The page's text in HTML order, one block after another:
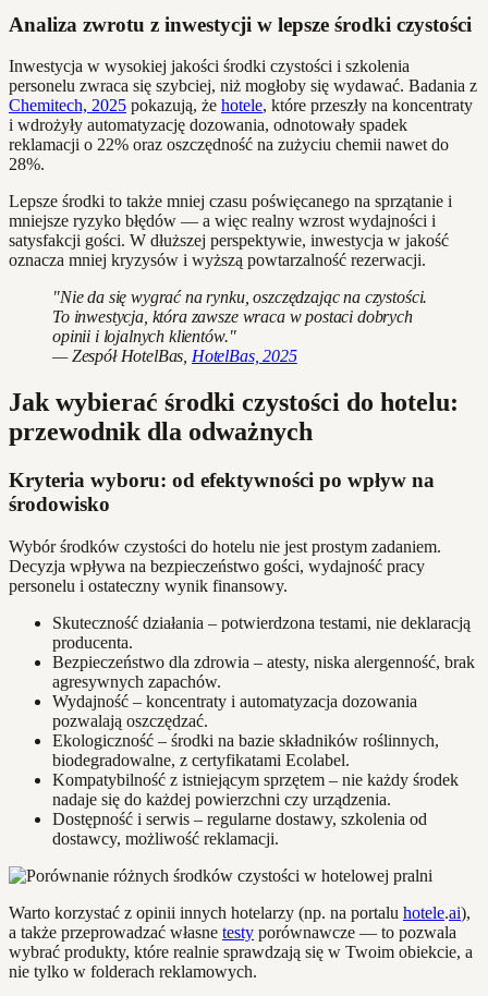
Analiza zwrotu z inwestycji w lepsze środki czystości
Inwestycja w wysokiej jakości środki czystości i szkolenia
personelu zwraca się szybciej, niż mogłoby się wydawać. Badania z
Chemitech, 2025 pokazują, że hotele, które przeszły na koncentraty
i wdrożyły automatyzację dozowania, odnotowały spadek
reklamacji o 22% oraz oszczędność na zużyciu chemii nawet do
28%.
Lepsze środki to także mniej czasu poświęcanego na sprzątanie i
mniejsze ryzyko błędów — a więc realny wzrost wydajności i
satysfakcji gości. W dłuższej perspektywie, inwestycja w jakość
oznacza mniej kryzysów i wyższą powtarzalność rezerwacji.
"Nie da się wygrać na rynku, oszczędzając na czystości.
To inwestycja, która zawsze wraca w postaci dobrych
opinii i lojalnych klientów."
— Zespół HotelBas, HotelBas, 2025
Jak wybierać środki czystości do hotelu:
przewodnik dla odważnych
Kryteria wyboru: od efektywności po wpływ na
środowisko
Wybór środków czystości do hotelu nie jest prostym zadaniem.
Decyzja wpływa na bezpieczeństwo gości, wydajność pracy
personelu i ostateczny wynik finansowy.
Skuteczność działania – potwierdzona testami, nie deklaracją
producenta.
Bezpieczeństwo dla zdrowia – atesty, niska alergenność, brak
agresywnych zapachów.
Wydajność – koncentraty i automatyzacja dozowania
pozwalają oszczędzać.
Ekologiczność – środki na bazie składników roślinnych,
biodegradowalne, z certyfikatami Ecolabel.
Kompatybilność z istniejącym sprzętem – nie każdy środek
nadaje się do każdej powierzchni czy urządzenia.
Dostępność i serwis – regularne dostawy, szkolenia od
dostawcy, możliwość reklamacji.
Warto korzystać z opinii innych hotelarzy (np. na portalu hotele.ai),
a także przeprowadzać własne testy porównawcze — to pozwala
wybrać produkty, które realnie sprawdzają się w Twoim obiekcie, a
nie tylko w folderach reklamowych.